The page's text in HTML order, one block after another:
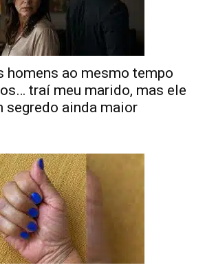
homens ao mesmo tempo
traí meu marido, mas ele
segredo ainda maior